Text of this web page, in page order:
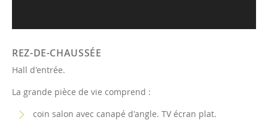
REZ-DE-CHAUSSÉE
Hall d'entrée.
La grande pièce de vie comprend :
coin salon avec canapé d'angle. TV écran plat.